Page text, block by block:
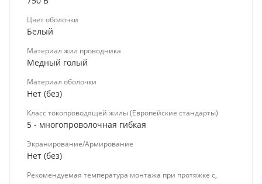
Цвет оболочки
Белый
Материал жил проводника
Медный голый
Материал оболочки
Нет (без)
Класс токопроводящей жилы (Европейские стандарты)
5 - многопроволочная гибкая
Экранирование/Армирование
Нет (без)
Рекомендуемая температура монтажа при протяжке с,